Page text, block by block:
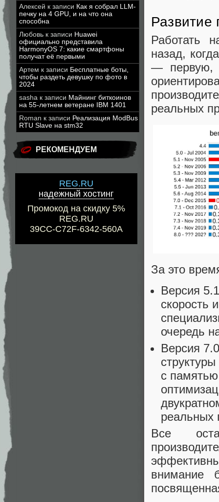
Алексей к записи Как я собрал LLM-
печку на 4 GPU, и на что она
способна
Любовь к записи Huawei
официально представила
HarmonyOS 7: какие смартфоны
получат её первыми
Артем к записи Бесплатные боты,
чтобы раздеть девушку по фото в
2024
sasha к записи Майнинг биткоинов
на 55-летнем ветеране IBM 1401
Roman к записи Реализация ModBus
RTU Slave на stm32
РЕКОМЕНДУЕМ
REG.RU
надежный хостинг
Промокод на скидку 5%
REG.RU
39CC-C72F-6342-560A
Развитие
Работать
назад,
— первую,
реальных
За это
Версия
скорость
очередь
Версия
с
реальных
Все
внимание